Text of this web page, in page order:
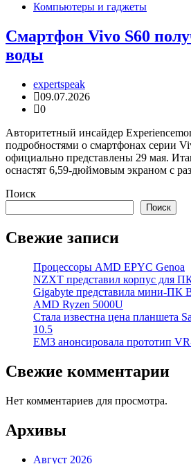
Компьютеры и гаджеты
Смартфон Vivo S60
воды
expertspeak
09.07.2026
0
Авторитетный инсайдер
подробностями о смартфонах серии
официально представлены 29 мая.
оснастят 6,59-дюймовым экраном с
Поиск
Поиск
Свежие записи
Процессоры AMD EPYC Genoa
NZXT представил корпус для
Gigabyte представила мини-ПК
AMD Ryzen 5000U
Стала известна цена планшета
10.5
EM3 анонсировала прототип
Свежие комментарии
Нет комментариев для просмотра.
Архивы
Август 2026